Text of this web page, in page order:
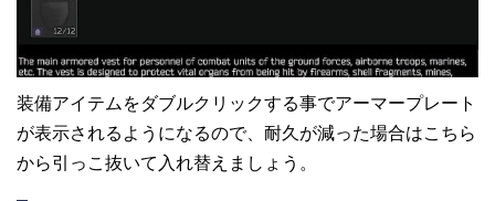
装備アイテムをダブルクリックする事でアーマープレート
が表示されるようになるので、耐久が減った場合はこちら
から引っこ抜いて入れ替えましょう。